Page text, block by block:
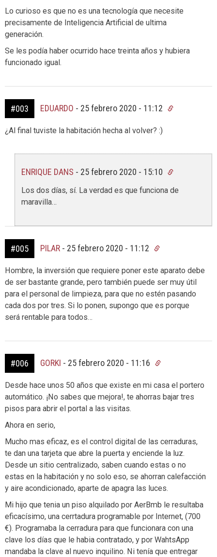
Lo curioso es que no es una tecnología que necesite
precisamente de Inteligencia Artificial de ultima
generación.
Se les podía haber ocurrido hace treinta años y hubiera
funcionado igual.
#003 EDUARDO - 25 febrero 2020 - 11:12
¿Al final tuviste la habitación hecha al volver? :)
ENRIQUE DANS - 25 febrero 2020 - 15:10
Los dos días, sí. La verdad es que funciona de
maravilla…
#005 PILAR - 25 febrero 2020 - 11:12
Hombre, la inversión que requiere poner este aparato debe
de ser bastante grande, pero también puede ser muy útil
para el personal de limpieza, para que no estén pasando
cada dos por tres. Si lo ponen, supongo que es porque
será rentable para todos…
#006 GORKI - 25 febrero 2020 - 11:16
Desde hace unos 50 años que existe en mi casa el portero
automático. ¡No sabes que mejora!, te ahorras bajar tres
pisos para abrir el portal a las visitas.
Ahora en serio,
Mucho mas eficaz, es el control digital de las cerraduras,
te dan una tarjeta que abre la puerta y enciende la luz.
Desde un sitio centralizado, saben cuando estas o no
estas en la habitación y no solo eso, se ahorran calefacción
y aire acondicionado, aparte de apagra las luces.
Mi hijo que tenia un piso alquilado por AerBmb le resultaba
eficacísimo, una cerrtadura programable por Internet, (700
€). Programaba la cerradura para que funcionara con una
clave los días que le habia contratado, y por WahtsApp
mandaba la clave al nuevo inquilino. Ni tenía que entregar